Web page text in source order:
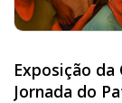
Exposição
Jornada do